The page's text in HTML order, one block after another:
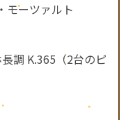
モーツァルト
調 K.365（2台のピ